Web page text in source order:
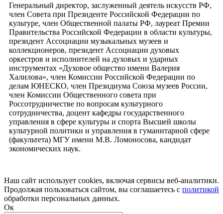
Генеральный директор, заслуженный деятель искусств РФ,
член Совета при Президенте Российской Федерации по
культуре, член Общественной палаты РФ, лауреат Премии
Правительства Российской Федерации в области культуры,
президент Ассоциации музыкальных музеев и
коллекционеров, президент Ассоциации духовых
оркестров и исполнителей на духовых и ударных
инструментах «Духовое общество имени Валерия
Халилова», член Комиссии Российской Федерации по
делам ЮНЕСКО, член Президиума Союза музеев России,
член Комиссии Общественного совета при
Россотрудничестве по вопросам культурного
сотрудничества, доцент кафедры государственного
управления в сфере культуры и спорта Высшей школы
культурной политики и управления в гуманитарной сфере
(факультета) МГУ имени М.В. Ломоносова, кандидат
экономических наук.
Наш сайт использует cookies, включая сервисы веб-аналитики.
Продолжая пользоваться сайтом, вы соглашаетесь с политикой
обработки персональных данных.
Ок